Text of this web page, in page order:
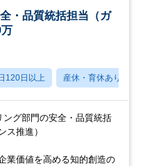
・品質統括担当（ガ
120日以上 産休・育休あり
ング部門の安全・品質統括
ス推進）
業価値を高める知的創造の